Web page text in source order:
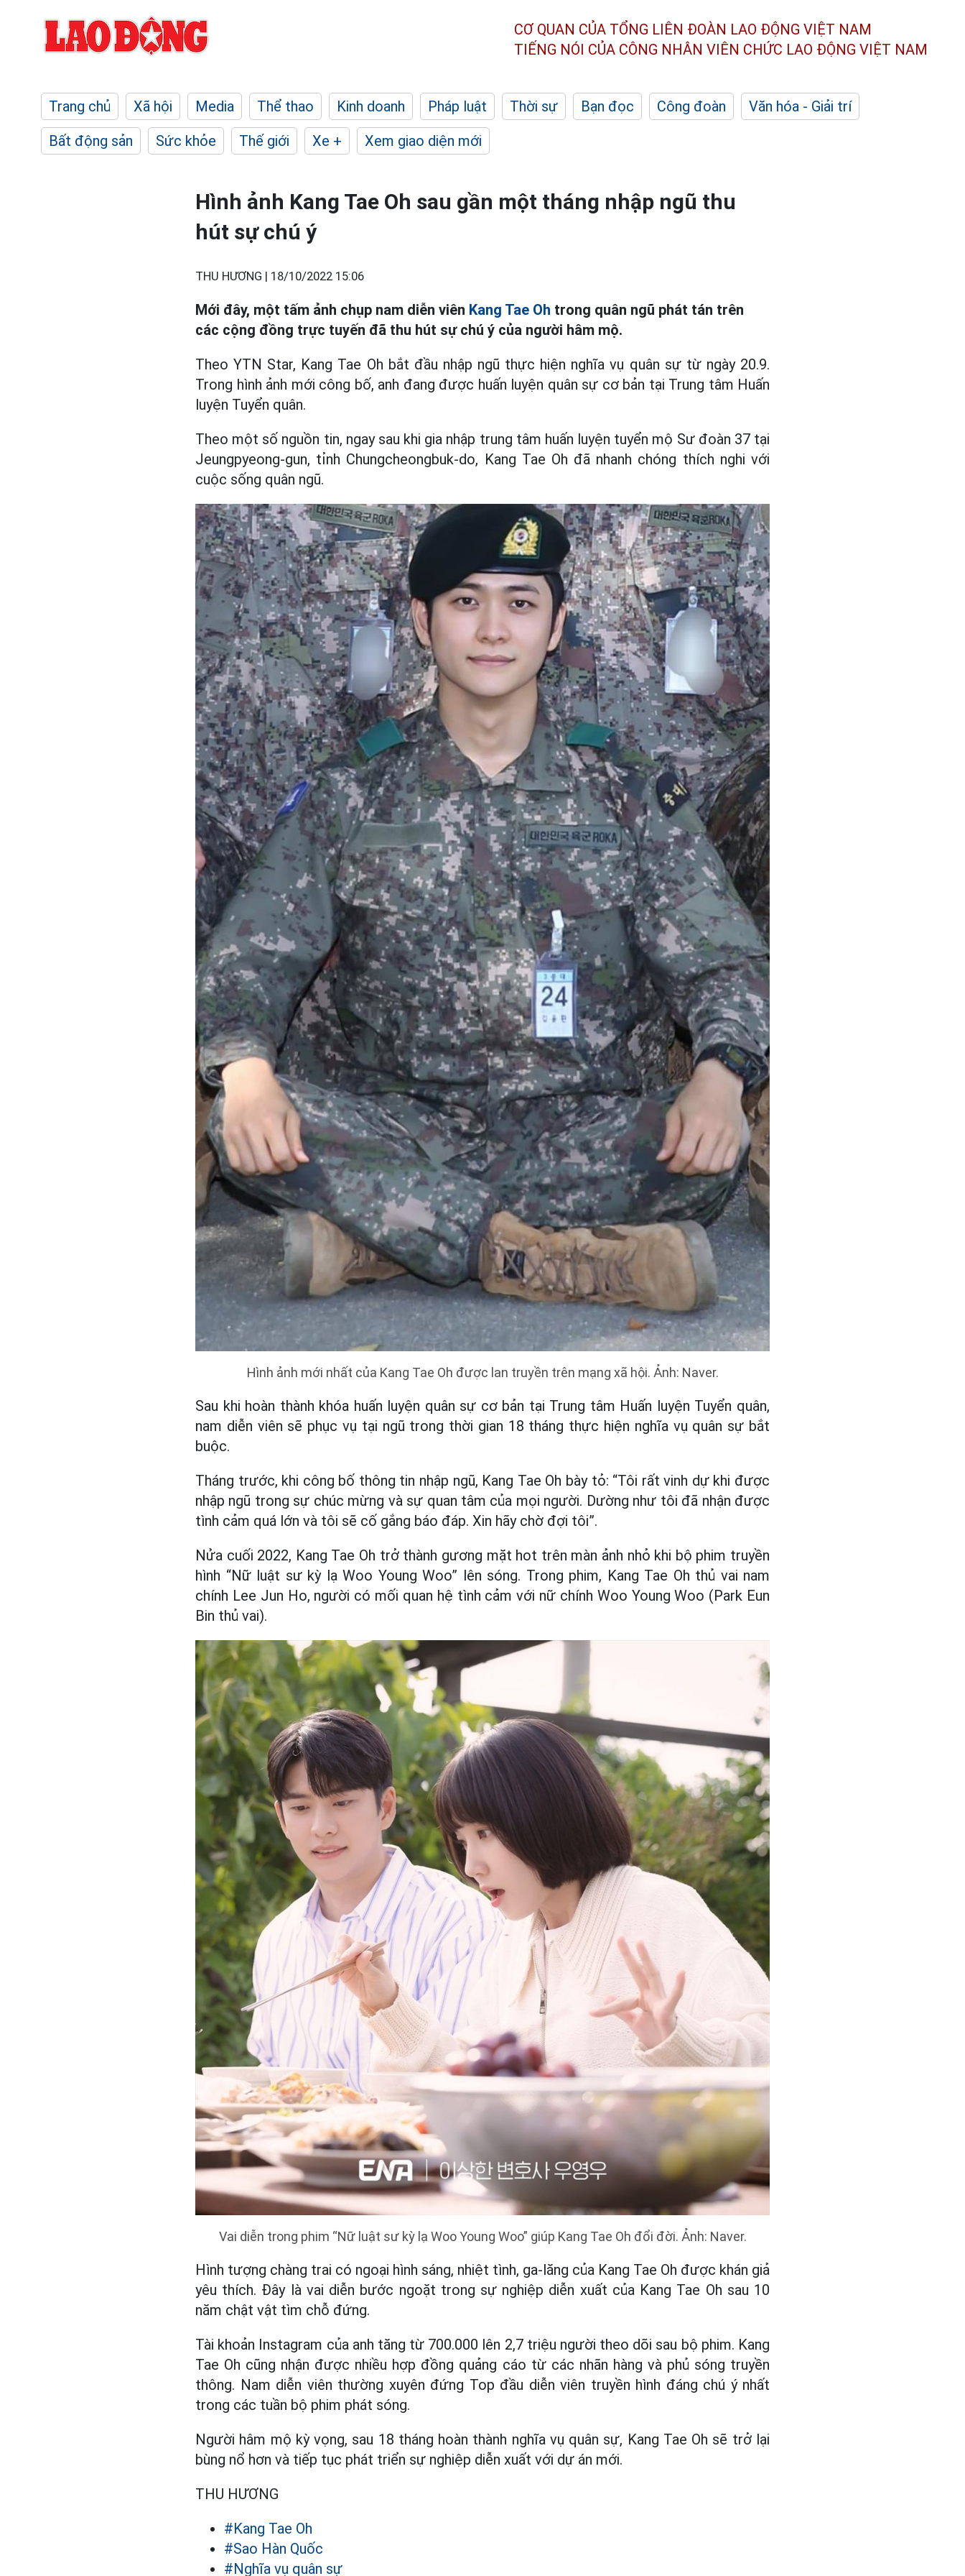
CƠ QUAN CỦA TỔNG LIÊN ĐOÀN LAO ĐỘNG VIỆT NAM
TIẾNG NÓI CỦA CÔNG NHÂN VIÊN CHỨC LAO ĐỘNG VIỆT NAM
Trang chủ Xã hội Media Thể thao Kinh doanh Pháp luật Thời sự Bạn đọc Công đoàn
Văn hóa - Giải trí
Bất động sản
Sức khỏe Thế giới Xe + Xem giao diện mới
Hình ảnh Kang Tae Oh sau gần một tháng nhập ngũ thu
hút sự chú ý
THU HƯƠNG | 18/10/2022 15:06
Mới đây, một tấm ảnh chụp nam diễn viên Kang Tae Oh trong quân ngũ phát tán trên
các cộng đồng trực tuyến đã thu hút sự chú ý của người hâm mộ.
Theo YTN Star, Kang Tae Oh bắt đầu nhập ngũ thực hiện nghĩa vụ quân sự từ ngày 20.9.
Trong hình ảnh mới công bố, anh đang được huấn luyện quân sự cơ bản tại Trung tâm Huấn
luyện Tuyển quân.
Theo một số nguồn tin, ngay sau khi gia nhập trung tâm huấn luyện tuyển mộ Sư đoàn 37 tại
Jeungpyeong-gun, tỉnh Chungcheongbuk-do, Kang Tae Oh đã nhanh chóng thích nghi với
cuộc sống quân ngũ.
Hình ảnh mới nhất của Kang Tae Oh được lan truyền trên mạng xã hội. Ảnh: Naver.
Sau khi hoàn thành khóa huấn luyện quân sự cơ bản tại Trung tâm Huấn luyện Tuyển quân,
nam diễn viên sẽ phục vụ tại ngũ trong thời gian 18 tháng thực hiện nghĩa vụ quân sự bắt
buộc.
Tháng trước, khi công bố thông tin nhập ngũ, Kang Tae Oh bày tỏ: “Tôi rất vinh dự khi được
nhập ngũ trong sự chúc mừng và sự quan tâm của mọi người. Dường như tôi đã nhận được
tình cảm quá lớn và tôi sẽ cố gắng báo đáp. Xin hãy chờ đợi tôi”.
Nửa cuối 2022, Kang Tae Oh trở thành gương mặt hot trên màn ảnh nhỏ khi bộ phim truyền
hình “Nữ luật sư kỳ lạ Woo Young Woo” lên sóng. Trong phim, Kang Tae Oh thủ vai nam
chính Lee Jun Ho, người có mối quan hệ tình cảm với nữ chính Woo Young Woo (Park Eun
Bin thủ vai).
Vai diễn trong phim “Nữ luật sư kỳ lạ Woo Young Woo” giúp Kang Tae Oh đổi đời. Ảnh: Naver.
Hình tượng chàng trai có ngoại hình sáng, nhiệt tình, ga-lăng của Kang Tae Oh được khán giả
yêu thích. Đây là vai diễn bước ngoặt trong sự nghiệp diễn xuất của Kang Tae Oh sau 10
năm chật vật tìm chỗ đứng.
Tài khoản Instagram của anh tăng từ 700.000 lên 2,7 triệu người theo dõi sau bộ phim. Kang
Tae Oh cũng nhận được nhiều hợp đồng quảng cáo từ các nhãn hàng và phủ sóng truyền
thông. Nam diễn viên thường xuyên đứng Top đầu diễn viên truyền hình đáng chú ý nhất
trong các tuần bộ phim phát sóng.
Người hâm mộ kỳ vọng, sau 18 tháng hoàn thành nghĩa vụ quân sự, Kang Tae Oh sẽ trở lại
bùng nổ hơn và tiếp tục phát triển sự nghiệp diễn xuất với dự án mới.
THU HƯƠNG
#Kang Tae Oh
#Sao Hàn Quốc
#Nghĩa vụ quân sự